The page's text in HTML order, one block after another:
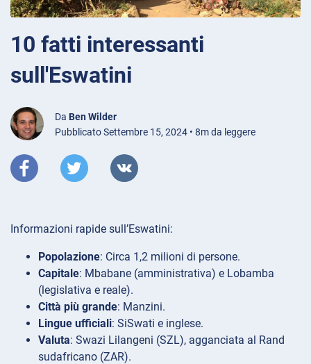
10 fatti interessanti
sull'Eswatini
Da Ben Wilder
Pubblicato Settembre 15, 2024 • 8m da leggere
Informazioni rapide sull’Eswatini:
Popolazione: Circa 1,2 milioni di persone.
Capitale: Mbabane (amministrativa) e Lobamba
(legislativa e reale).
Città più grande: Manzini.
Lingue ufficiali: SiSwati e inglese.
Valuta: Swazi Lilangeni (SZL), agganciata al Rand
sudafricano (ZAR).